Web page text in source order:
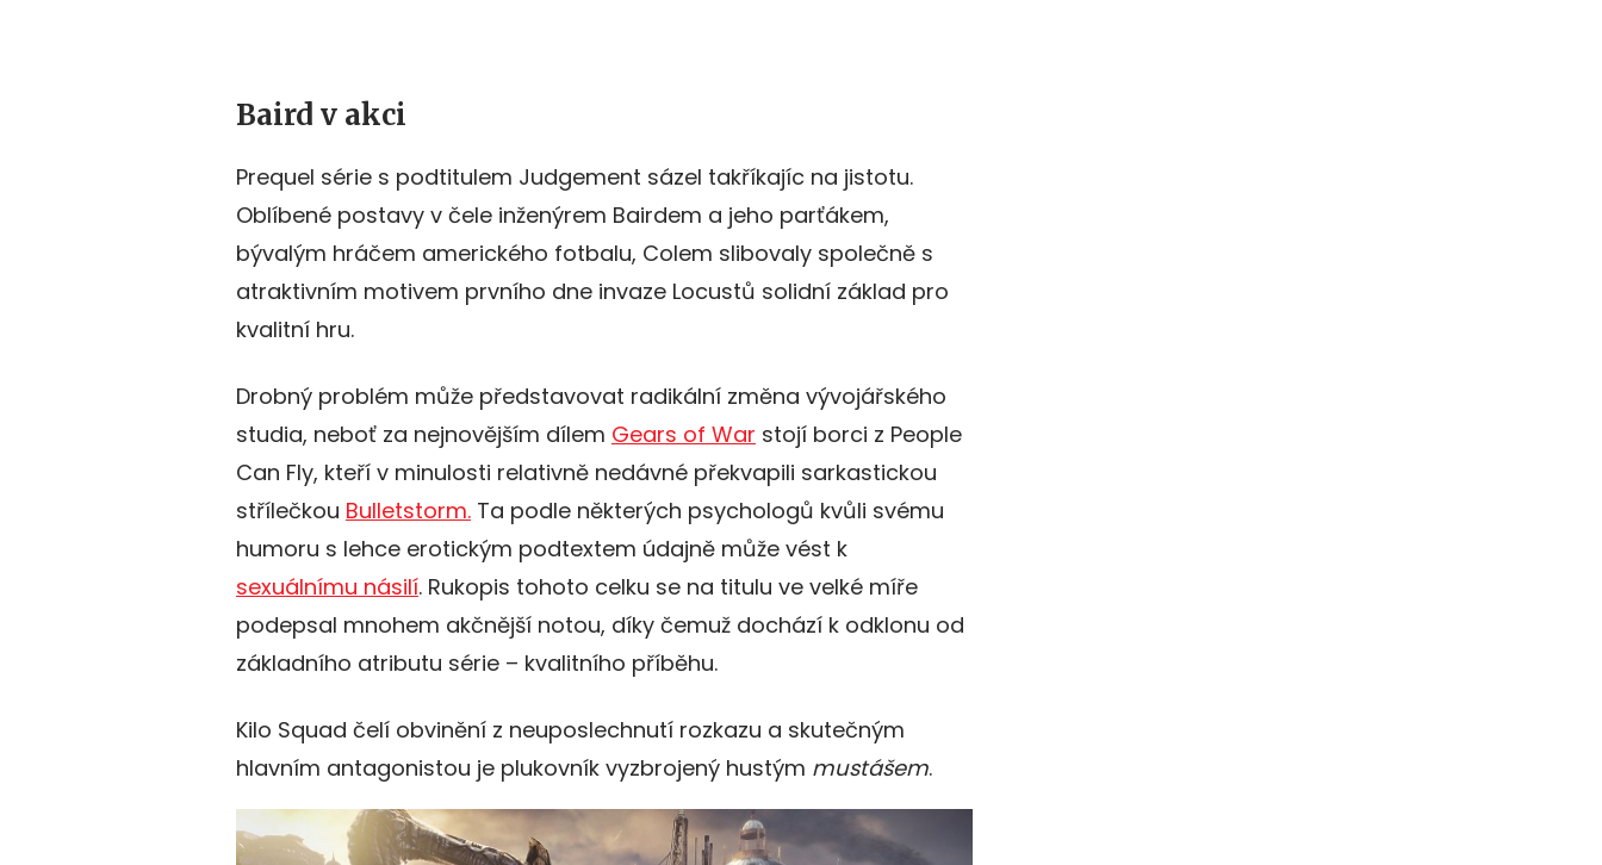
Baird v akci
Prequel série s podtitulem Judgement sázel takříkajíc na jistotu.
Oblíbené postavy v čele inženýrem Bairdem a jeho parťákem,
bývalým hráčem amerického fotbalu, Colem slibovaly společně s
atraktivním motivem prvního dne invaze Locustů solidní základ pro
kvalitní hru.
Drobný problém může představovat radikální změna vývojářského
studia, neboť za nejnovějším dílem Gears of War stojí borci z People
Can Fly, kteří v minulosti relativně nedávné překvapili sarkastickou
střílečkou Bulletstorm. Ta podle některých psychologů kvůli svému
humoru s lehce erotickým podtextem údajně může vést k
sexuálnímu násilí. Rukopis tohoto celku se na titulu ve velké míře
podepsal mnohem akčnější notou, díky čemuž dochází k odklonu od
základního atributu série – kvalitního příběhu.
Kilo Squad čelí obvinění z neuposlechnutí rozkazu a skutečným
hlavním antagonistou je plukovník vyzbrojený hustým mustášem.